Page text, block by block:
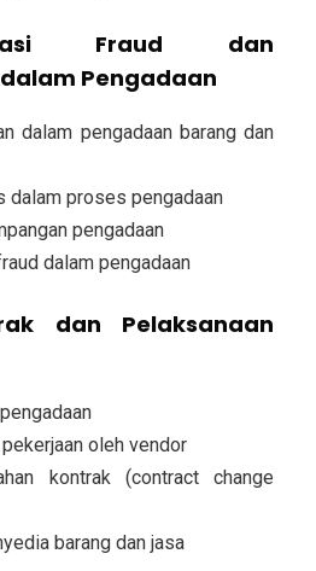
Fraud dan
Pengadaan
dalam pengadaan barang dan
dalam proses pengadaan
pengadaan
dalam pengadaan
dan Pelaksanaan
oleh vendor
kontrak (contract change
barang dan jasa